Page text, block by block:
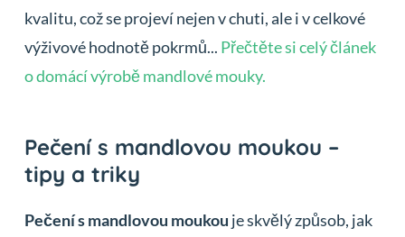
kvalitu, což se projeví nejen v chuti, ale i v celkové
výživové hodnotě pokrmů... Přečtěte si celý článek
o domácí výrobě mandlové mouky.
Pečení s mandlovou moukou –
tipy a triky
Pečení s mandlovou moukou je skvělý způsob, jak